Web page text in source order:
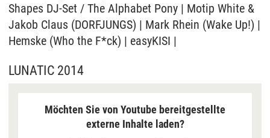
Shapes DJ-Set / The Alphabet Pony | Motip White &
Jakob Claus (DORFJUNGS) | Mark Rhein (Wake Up!) |
Hemske (Who the F*ck) | easyKISI |
LUNATIC 2014
Möchten Sie von Youtube bereitgestellte
externe Inhalte laden?